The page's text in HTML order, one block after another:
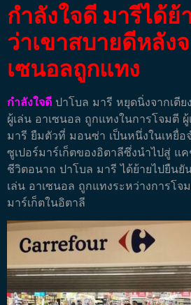
กำลังใจดี มารีได้
ว่าเขาสบายดีหลัง
เซนอลถูกแทง
กำลังใจดี ปาโบล มารี หยุดนิ่งจากเตี
ผู้เล่น อาเซนอล ถูกแทงในการโจมตี
มารี ยืมตัวที่ มอนซ่า เป็นหนึ่งในเหยื่
ซูเปอร์มาร์เก็ตของอิตาลีซึ่งนำไปสู่ ​​​​แ
ชีวิตอนาถ ปาโบล มารี ได้ย้ายไปยืนยั
เล่น อาเซนอล ถูกแทงระหว่างการโจ
มาร์เก็ตในอิตาลี